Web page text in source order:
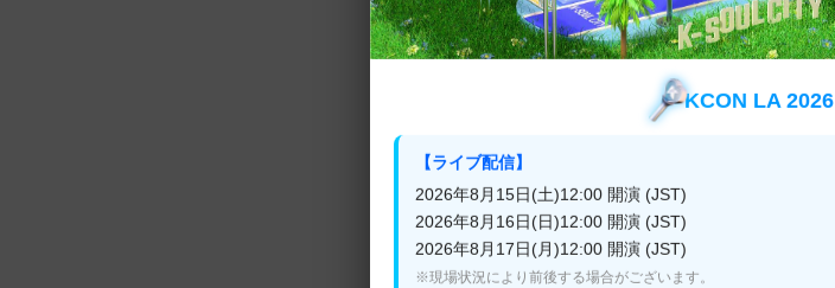
－
ファン・ジョンミン
ファン・ジョンミン
KCON LA
【ライブ配信】
2026年8月15日(土)12:00 開演 (JST)
2026年8月16日(日)12:00 開演 (JST)
2026年8月17日(月)12:00 開演 (JST)
※現場状況により前後する場合がございます。